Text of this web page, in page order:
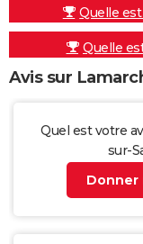
Quelle
Quelle
Avis sur
Quel est votre
sur-
Donner